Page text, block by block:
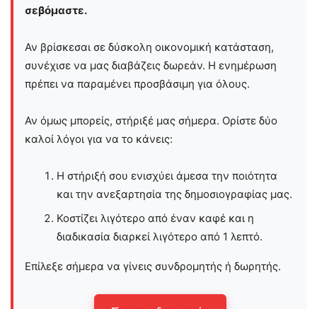
σεβόμαστε.
Αν βρίσκεσαι σε δύσκολη οικονομική κατάσταση,
συνέχισε να μας διαβάζεις δωρεάν. Η ενημέρωση
πρέπει να παραμένει προσβάσιμη για όλους.
Αν όμως μπορείς, στήριξέ μας σήμερα. Ορίστε δύο
καλοί λόγοι για να το κάνεις:
Η στήριξή σου ενισχύει άμεσα την ποιότητα
και την ανεξαρτησία της δημοσιογραφίας μας.
Κοστίζει λιγότερο από έναν καφέ και η
διαδικασία διαρκεί λιγότερο από 1 λεπτό.
Επίλεξε σήμερα να γίνεις συνδρομητής ή δωρητής.